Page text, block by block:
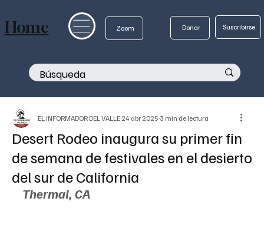
Zoom Donar Suscribirse
Home
Desert Rodeo inaugura su primer fin
de semana de festivales en el desierto
del sur de California
EL INFORMADOR DEL VALLE 24 abr 2025 3 min de lectura
Thermal, CA